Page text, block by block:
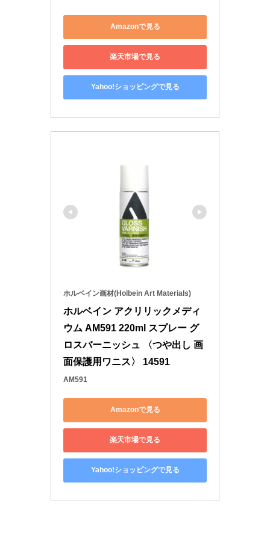
Amazonで見る
楽天市場で見る
Yahoo!ショッピングで見る
ホルベイン画材(Holbein Art Materials)
ホルベイン アクリリックメディ
ウム AM591 220ml スプレー グ
ロスバーニッシュ 〈つや出し 画
面保護用ワニス〉 14591
AM591
Amazonで見る
楽天市場で見る
Yahoo!ショッピングで見る